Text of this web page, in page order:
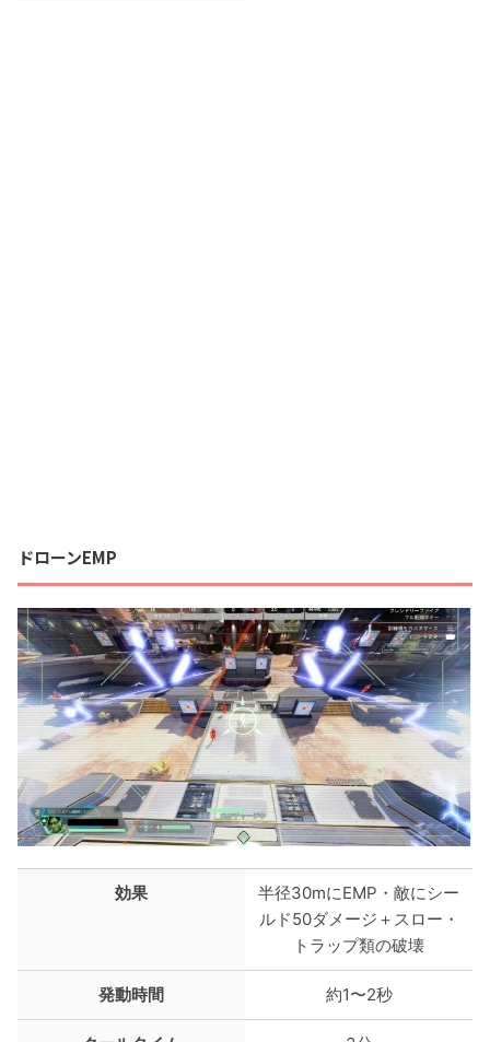
ドローンEMP
効果
半径30mにEMP・敵にシー
ルド50ダメージ＋スロー・
トラップ類の破壊
発動時間 約1〜2秒